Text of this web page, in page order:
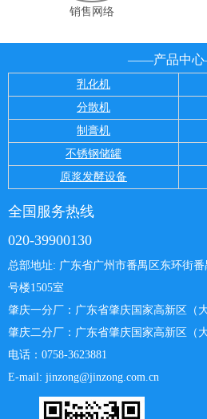
销售网络
——产品中
乳化机
分散机
制膏机
不锈钢储罐
原浆发酵设备
全国服务热线
020-39900130
总部地址: 广东省广州市番禺区东环街
号楼1505室
肇庆一分厂： 广东省肇庆国家高新区（
肇庆二分厂：广东省肇庆国家高新区（
电话：0758-3623881
E-mail: jinzong@jinzong.com.cn